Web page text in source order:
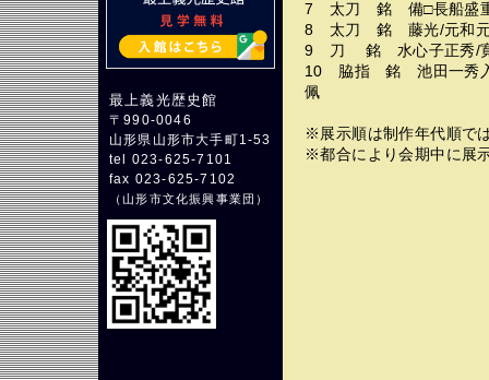
最上義光歴史館
〒990-0046
山形県山形市大手町1-53
tel 023-625-7101
fax 023-625-7102
（山形市文化振興事業団 ）
7 太刀 銘 備□長船
8 太刀 銘 藤光/元和元
9 刀 銘 水心子正秀/寛
10 脇指 銘 池田一秀入
佩
※展示順は制作年代順で
※都合により会期中に展